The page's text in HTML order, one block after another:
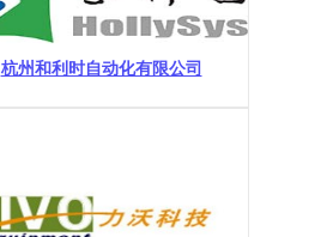
杭州和利时自动化有限公司